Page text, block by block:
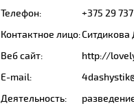
Телефон:
+375 29
Контактное лицо:Ситдикова
Веб сайт:
http://
E-mail:
Деятельность: